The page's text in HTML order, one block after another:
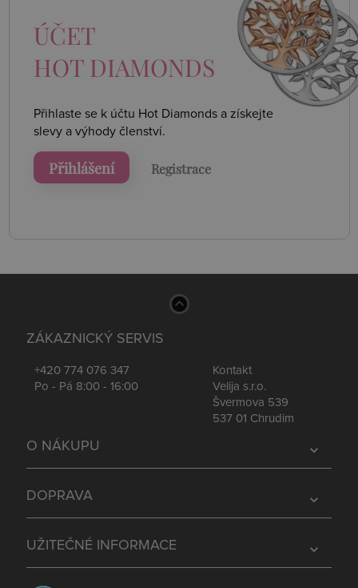
ÚČET
HOT DIAMONDS
Přihlaste se k účtu Hot Diamonds a získejte
slevy a výhody členství.
Přihlášení Registrace
ZÁKAZNICKÝ SERVIS
+420 774 076 347
Po - Pá 8:00 - 16:00
Kontakt
Velija s.r.o.
Švermova 539
537 01 Chrudim
expand_more
O NÁKUPU
expand_more
DOPRAVA
expand_more
UŽITEČNÉ INFORMACE